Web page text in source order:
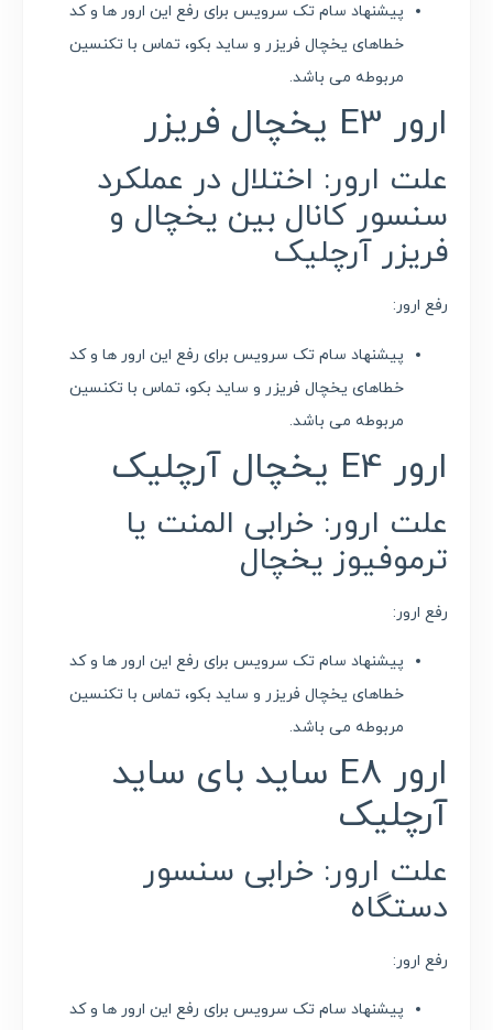
پیشنهاد سام تک سرویس برای رفع این ارور ها و کد
خطاهای یخچال فریزر و ساید بکو، تماس با تکنسین
مربوطه می باشد.
ارور E3 یخچال فریزر
علت ارور: اختلال در عملکرد
سنسور کانال بین یخچال و
فریزر آرچلیک
رفع ارور:
پیشنهاد سام تک سرویس برای رفع این ارور ها و کد
خطاهای یخچال فریزر و ساید بکو، تماس با تکنسین
مربوطه می باشد.
ارور E4 یخچال آرچلیک
علت ارور: خرابی المنت یا
ترموفیوز یخچال
رفع ارور:
پیشنهاد سام تک سرویس برای رفع این ارور ها و کد
خطاهای یخچال فریزر و ساید بکو، تماس با تکنسین
مربوطه می باشد.
ارور E8 ساید بای ساید
آرچلیک
علت ارور: خرابی سنسور
دستگاه
رفع ارور:
پیشنهاد سام تک سرویس برای رفع این ارور ها و کد